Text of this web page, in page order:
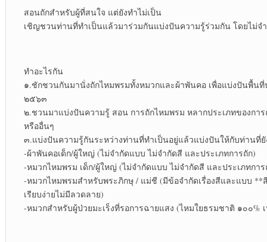
สอนถักสำหรับผู้ที่สนใจ แต่ยังทำไม่เป็น
เชิญชวนท่านที่ทำเป็นแล้วมาร่วมกันแบ่งปันความรู้ร่วมกัน โดยไม่จ
ทำอะไรกัน
๑.ชักชวนกันมานั่งถักไหมพรมทั้งหมวกและผ้าพันคอ เพื่อแบ่งปันพื้น
๒๕๖๓
๒.ชวนมาแบ่งปันความรู้ สอน การถักไหมพรม หลากประเภทของกา
หรืออื่นๆ
๓.แบ่งปันความรู้กันระหว่างท่านที่ทำเป็นอยู่แล้วแบ่งปันให้กับท่านที่ยั
-ผ้าพันคอเด็ก/ผู้ใหญ่ (ไม่จำกัดแบบ ไม่จำกัดสี และประเภทการถัก)
-หมวกไหมพรม เด็ก/ผู้ใหญ่ (ไม่จำกัดแบบ ไม่จำกัดสี และประเภทการ
-หมวกไหมพรมสำหรับพระภิกษุ / แม่ชี (มีข้อจำกัดเรื่องสีและแบบ
เรียบง่ายไม่มีลวดลาย)
-หมวกสำหรับผู้ป่วยมะเร็งที่รอการฉายแสง (ไหมใยธรมชาติ ๑๐๐%